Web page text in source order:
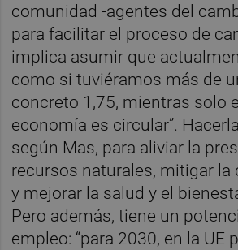
comunidad -agentes del
para facilitar el proceso de
implica asumir que
como si tuviéramos más de
concreto 1,75, mientras solo
economía es circular”.
según Mas, para aliviar la
recursos naturales, mitigar
y mejorar la salud y el
Pero además, tiene un
empleo: “para 2030, en la UE